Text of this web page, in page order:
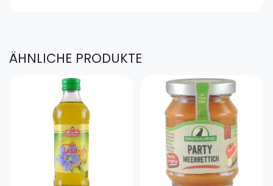
ÄHNLICHE PRODUKTE